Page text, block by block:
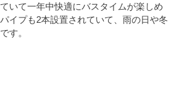
いて一年中快適にバスタイムが楽しめ
イプも2本設置されていて、雨の日や冬
す。